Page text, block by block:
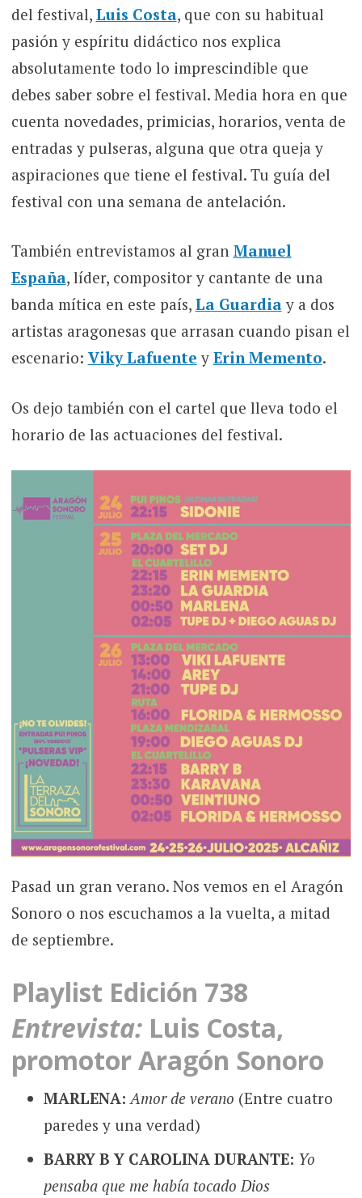
del festival, Luis Costa, que con su habitual
pasión y espíritu didáctico nos explica
absolutamente todo lo imprescindible que
debes saber sobre el festival. Media hora en que
cuenta novedades, primicias, horarios, venta de
entradas y pulseras, alguna que otra queja y
aspiraciones que tiene el festival. Tu guía del
festival con una semana de antelación.
También entrevistamos al gran Manuel
España, líder, compositor y cantante de una
banda mítica en este país, La Guardiay a dos
artistas aragonesas que arrasan cuando pisan el
escenario: Viky Lafuente y Erin Memento.
Os dejo también con el cartel que lleva todo el
horario de las actuaciones del festival.
Pasad un gran verano. Nos vemos en el Aragón
Sonoro o nos escuchamos a la vuelta, a mitad
de septiembre.
Playlist Edición 738
Entrevista:Luis Costa,
promotor Aragón Sonoro
MARLENA: Amor de verano (Entre cuatro
paredes y una verdad)
BARRY B Y CAROLINA DURANTE: Yo
pensaba que me había tocado Dios